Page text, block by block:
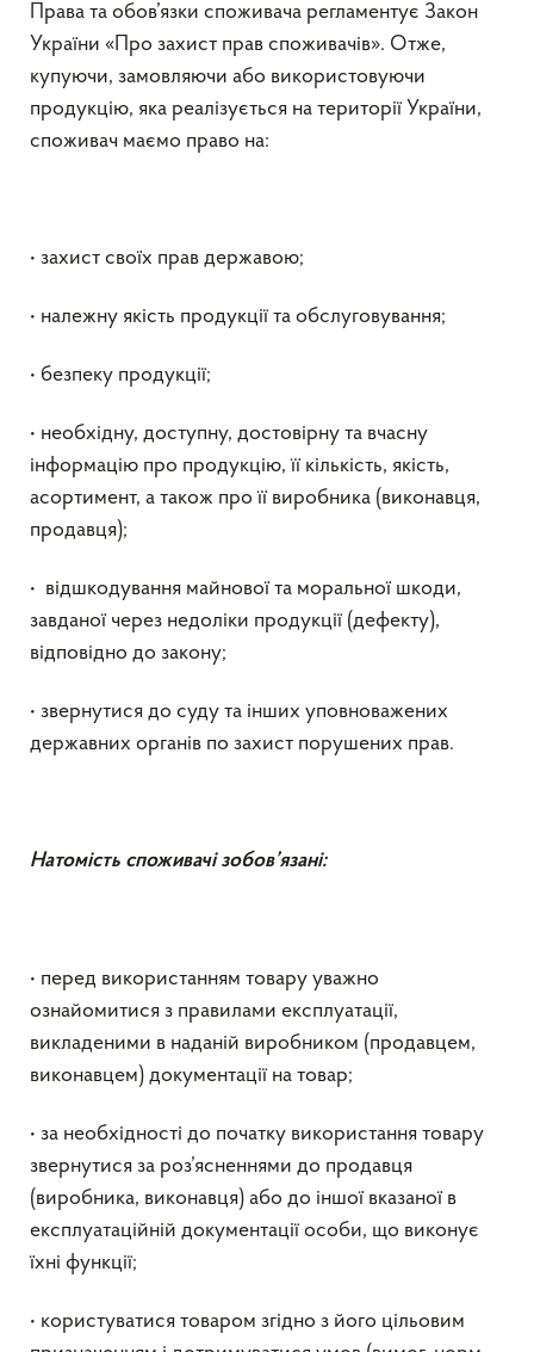
Права та обов’язки споживача регламентує Закон
України «Про захист прав споживачів». Отже,
купуючи, замовляючи або використовуючи
продукцію, яка реалізується на території України,
споживач маємо право на:
• захист своїх прав державою;
• належну якість продукції та обслуговування;
• безпеку продукції;
• необхідну, доступну, достовірну та вчасну
інформацію про продукцію, її кількість, якість,
асортимент, а також про її виробника (виконавця,
продавця);
• відшкодування майнової та моральної шкоди,
завданої через недоліки продукції (дефекту),
відповідно до закону;
• звернутися до суду та інших уповноважених
державних органів по захист порушених прав.
Натомість споживачі зобов’язані:
• перед використанням товару уважно
ознайомитися з правилами експлуатації,
викладеними в наданій виробником (продавцем,
виконавцем) документації на товар;
• за необхідності до початку використання товару
звернутися за роз’ясненнями до продавця
(виробника, виконавця) або до іншої вказаної в
експлуатаційній документації особи, що виконує
їхні функції;
• користуватися товаром згідно з його цільовим